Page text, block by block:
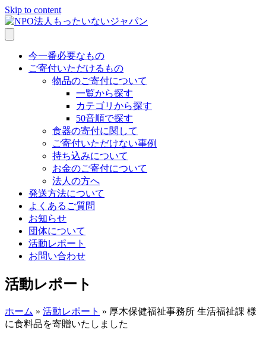
Skip to content
今一番必要なもの
ご寄付いただけるもの
物品のご寄付について
一覧から探す
カテゴリから探す
50音順で探す
食器の寄付に関して
ご寄付いただけない事例
持ち込みについて
お金のご寄付について
法人の方へ
発送方法について
よくあるご質問
お知らせ
団体について
活動レポート
お問い合わせ
活動レポート
ホーム » 活動レポート » 厚木保健福祉事務所 生活福祉課 様
に食料品を寄贈いたしました